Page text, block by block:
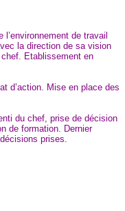
de travail
la direction de sa vision
Etablissement en
d’action. Mise en place des
du chef, prise de décision
de formation. Dernier
prises.